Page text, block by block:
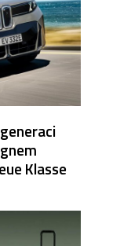
Klasse